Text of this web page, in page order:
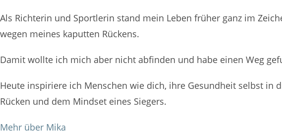
Als Richterin und Sportlerin stand mein Leben früher ganz im
wegen meines kaputten Rückens.
Damit wollte ich mich aber nicht abfinden und habe einen Weg
Heute inspiriere ich Menschen wie dich, ihre Gesundheit selbst in
Rücken und dem Mindset eines Siegers.
Mehr über Mika